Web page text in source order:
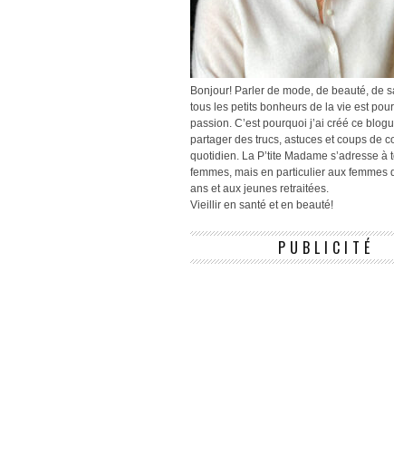
Bonjour! Parler de mode, de beauté, de
tous les petits bonheurs de la vie est
passion. C’est pourquoi j’ai créé ce
partager des trucs, astuces et coups de
quotidien. La P’tite Madame s’adresse à
femmes, mais en particulier aux femmes
ans et aux jeunes retraitées.
Vieillir en santé et en beauté!
PUBLICITÉ